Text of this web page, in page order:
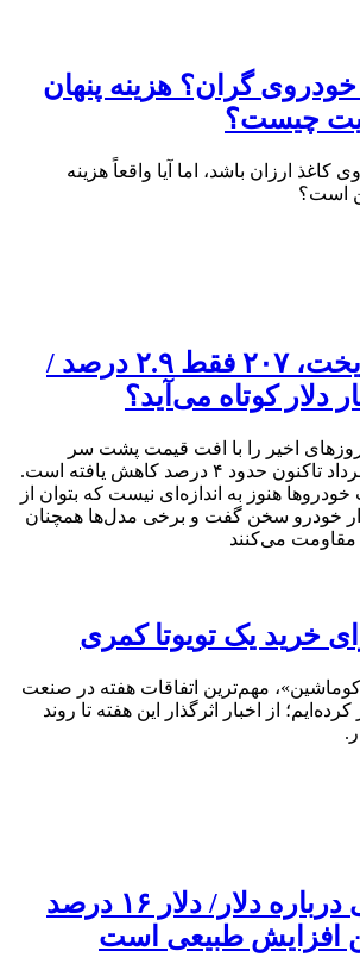
خودروی گران؟ هزینه پنهان
چیست؟
کاغذ ارزان باشد، اما آیا واقعاً هزینه
است؟
دلار ۴ درصد ریخت، ۲۰۷ فقط ۲.۹ درصد /
دلار کوتاه می‌آید؟
روزهای اخیر را با افت قیمت پشت سر
گذاشته که دلار از ۷ مرداد تاکنون حدود ۴ درصد کاهش یافته است.
هنوز به اندازه‌ای نیست که بتوان از
خودرو سخن گفت و برخی مدل‌ها همچنان
می‌کنند
مهم‌ترین اتفاقات هفته در صنعت
از اخبار اثرگذار این هفته تا روند
اظهارات همتی درباره دلار/ دلار ۱۶ درصد
افزایش طبیعی است